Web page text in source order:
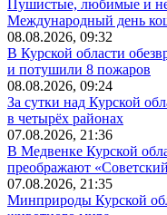
Пушистые, любимые и
Международный день
08.08.2026, 09:32
В Курской области
и потушили 8 пожаров
08.08.2026, 09:24
За сутки над Курской
в четырёх районах
07.08.2026, 21:36
В Медвенке Курской
преображают
07.08.2026, 21:35
Минприроды Курской